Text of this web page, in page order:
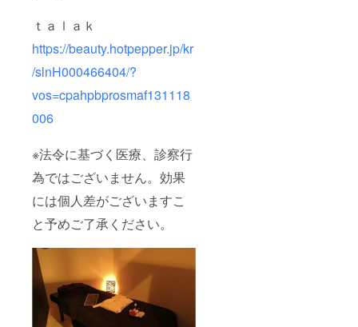
ｔａｌａｋ
https://beauty.hotpepper.jp/kr
/slnH000466404/?
vos=cpahpbprosmaf131118
006
※法令に基づく医療、診察行
為ではございません。効果
には個人差がございますこ
と予めご了承ください。